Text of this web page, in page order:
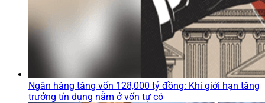
Ngân hàng tăng vốn 128,000 tỷ đồng: Khi giới hạn tăng
trưởng tín dụng nằm ở vốn tự có